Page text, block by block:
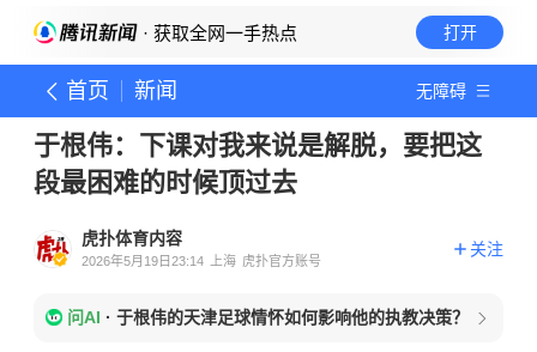
· 获取全网一手热点 打开
首页 新闻 无障碍
于根伟：下课对我来说是解脱，要把这
段最困难的时候顶过去
虎扑体育内容
2026年5月19日23:14 上海 虎扑官方账号
关注
问AI · 于根伟的天津足球情怀如何影响他的执教决策？